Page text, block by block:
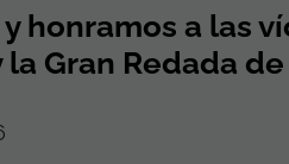
honramos a las
Gran Redada de